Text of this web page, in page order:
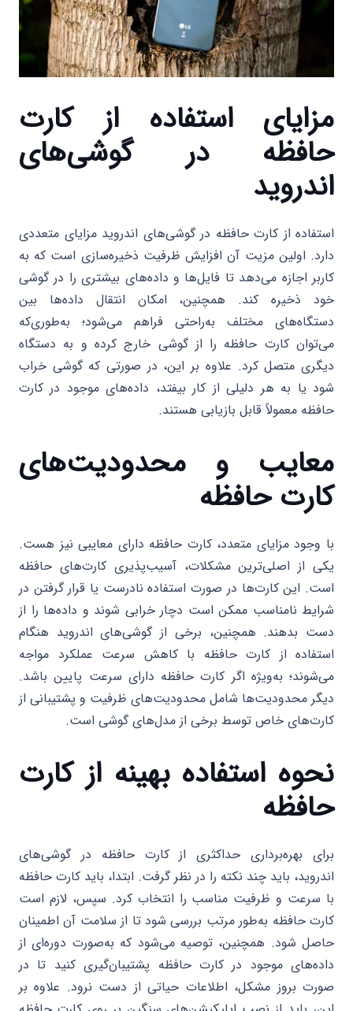
مزایای استفاده از کارت
حافظه در گوشی‌های
اندروید
استفاده از کارت حافظه در گوشی‌های اندروید مزایای متعددی
دارد. اولین مزیت آن افزایش ظرفیت ذخیره‌سازی است که به
کاربر اجازه می‌دهد تا فایل‌ها و داده‌های بیشتری را در گوشی
خود ذخیره کند. همچنین، امکان انتقال داده‌ها بین
دستگاه‌های مختلف به‌راحتی فراهم می‌شود؛ به‌طوری‌که
می‌توان کارت حافظه را از گوشی خارج کرده و به دستگاه
دیگری متصل کرد. علاوه بر این، در صورتی که گوشی خراب
شود یا به هر دلیلی از کار بیفتد، داده‌های موجود در کارت
حافظه معمولاً قابل بازیابی هستند.
معایب و محدودیت‌های
کارت حافظه
با وجود مزایای متعدد، کارت حافظه دارای معایبی نیز هست.
یکی از اصلی‌ترین مشکلات، آسیب‌پذیری کارت‌های حافظه
است. این کارت‌ها در صورت استفاده نادرست یا قرار گرفتن در
شرایط نامناسب ممکن است دچار خرابی شوند و داده‌ها را از
دست بدهند. همچنین، برخی از گوشی‌های اندروید هنگام
استفاده از کارت حافظه با کاهش سرعت عملکرد مواجه
می‌شوند؛ به‌ویژه اگر کارت حافظه دارای سرعت پایین باشد.
دیگر محدودیت‌ها شامل محدودیت‌های ظرفیت و پشتیبانی از
کارت‌های خاص توسط برخی از مدل‌های گوشی است.
نحوه استفاده بهینه از کارت
حافظه
برای بهره‌برداری حداکثری از کارت حافظه در گوشی‌های
اندروید، باید چند نکته را در نظر گرفت. ابتدا، باید کارت حافظه
با سرعت و ظرفیت مناسب را انتخاب کرد. سپس، لازم است
کارت حافظه به‌طور مرتب بررسی شود تا از سلامت آن اطمینان
حاصل شود. همچنین، توصیه می‌شود که به‌صورت دوره‌ای از
داده‌های موجود در کارت حافظه پشتیبان‌گیری کنید تا در
صورت بروز مشکل، اطلاعات حیاتی از دست نرود. علاوه بر